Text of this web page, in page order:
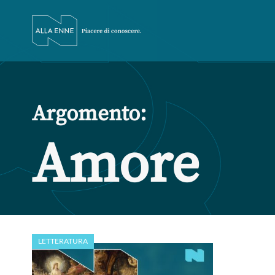
Argomento:
Amore
LETTERATURA